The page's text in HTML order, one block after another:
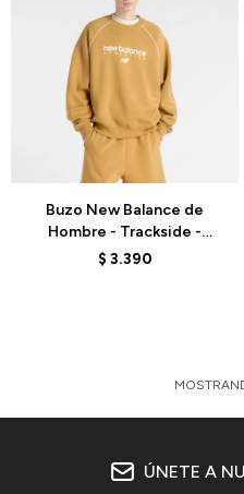
Buzo New Balance de
Hombre - Trackside -
MT61U4JOABG -
$ 3.390
ÚNETE A